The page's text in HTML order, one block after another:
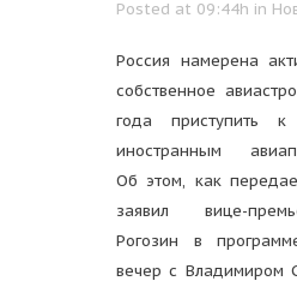
Posted at 09:44h in
Россия намерена
собственное
года приступить к
иностранным
Об этом, как
заявил вице-
Рогозин в
вечер с Владимиром